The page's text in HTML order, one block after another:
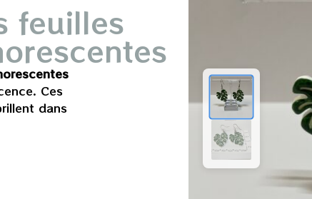
feuilles
Ces
dans